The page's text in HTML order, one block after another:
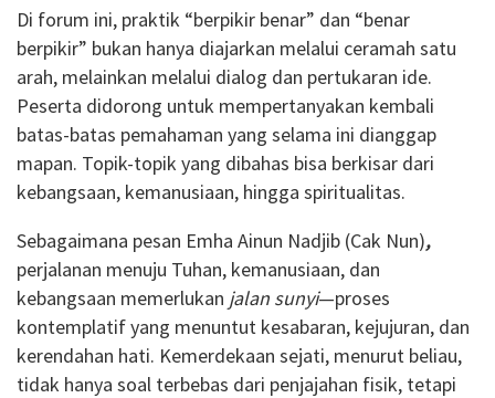
Di forum ini, praktik “berpikir benar” dan “benar
berpikir” bukan hanya diajarkan melalui ceramah satu
arah, melainkan melalui dialog dan pertukaran ide.
Peserta didorong untuk mempertanyakan kembali
batas-batas pemahaman yang selama ini dianggap
mapan. Topik-topik yang dibahas bisa berkisar dari
kebangsaan, kemanusiaan, hingga spiritualitas.
Sebagaimana pesan Emha Ainun Nadjib (Cak Nun),
perjalanan menuju Tuhan, kemanusiaan, dan
kebangsaan memerlukan jalan sunyi—proses
kontemplatif yang menuntut kesabaran, kejujuran, dan
kerendahan hati. Kemerdekaan sejati, menurut beliau,
tidak hanya soal terbebas dari penjajahan fisik, tetapi